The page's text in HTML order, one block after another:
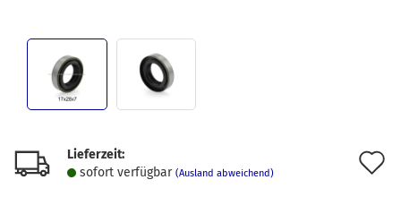
Lieferzeit:
sofort verfügbar (Ausland abweichend)